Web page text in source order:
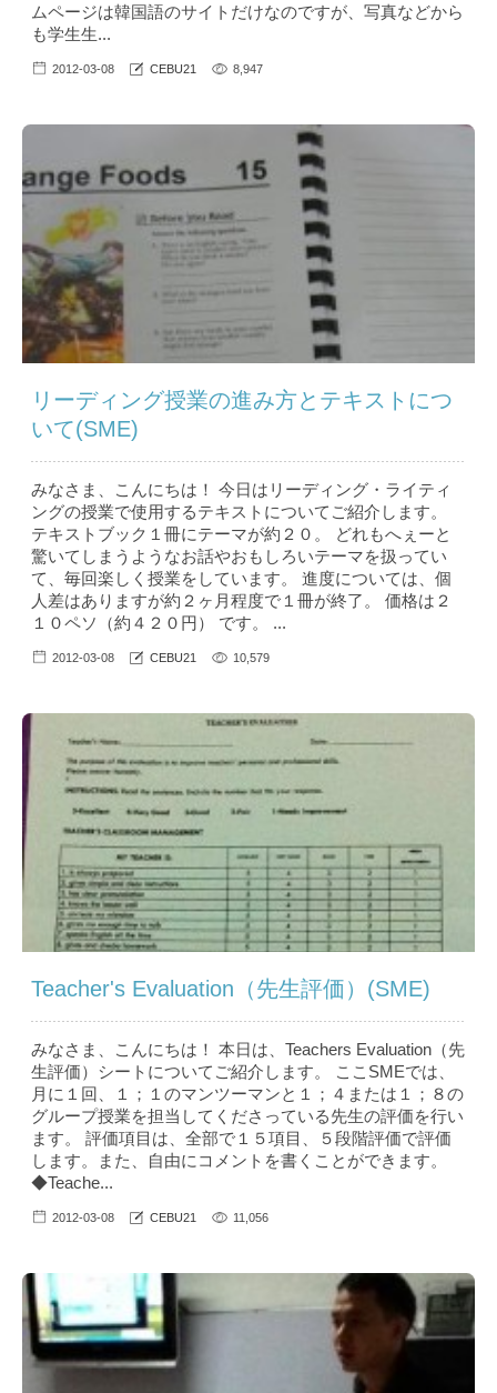
ムページは韓国語のサイトだけなのですが、写真などから
も学生生...
2012-03-08 CEBU21 8,947
リーディング授業の進み方とテキストにつ
いて(SME)
みなさま、こんにちは！ 今日はリーディング・ライティ
ングの授業で使用するテキストについてご紹介します。
テキストブック１冊にテーマが約２０。 どれもへぇーと
驚いてしまうようなお話やおもしろいテーマを扱ってい
て、毎回楽しく授業をしています。 進度については、個
人差はありますが約２ヶ月程度で１冊が終了。 価格は２
１０ペソ（約４２０円） です。 ...
2012-03-08 CEBU21 10,579
Teacher's Evaluation（先生評価）(SME)
みなさま、こんにちは！ 本日は、Teachers Evaluation（先
生評価）シートについてご紹介します。 ここSMEでは、
月に１回、１；１のマンツーマンと１；４または１；８の
グループ授業を担当してくださっている先生の評価を行い
ます。 評価項目は、全部で１５項目、５段階評価で評価
します。また、自由にコメントを書くことができます。
◆Teache...
2012-03-08 CEBU21 11,056